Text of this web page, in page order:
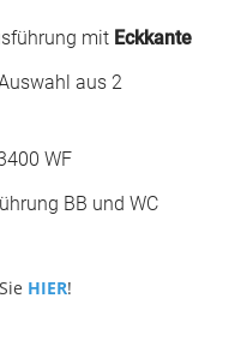
mit Eckkante
aus 2
WF
BB und WC
HIER!